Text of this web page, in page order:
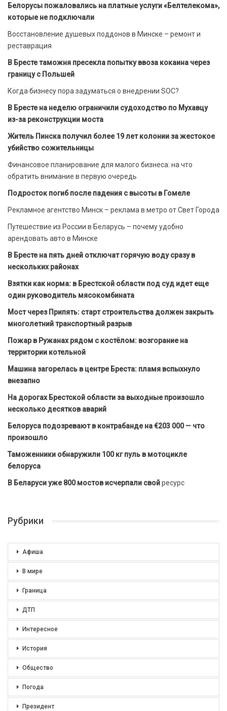
Белорусы пожаловались на платные услуги «Белтелекома»,
которые не подключали
Восстановление душевых поддонов в Минске – ремонт и
реставрация
В Бресте таможня пресекла попытку ввоза кокаина через
границу с Польшей
Когда бизнесу пора задуматься о внедрении SOC?
В Бресте на неделю ограничили судоходство по Мухавцу
из-за реконструкции моста
Житель Пинска получил более 19 лет колонии за жестокое
убийство сожительницы
Финансовое планирование для малого бизнеса: на что
обратить внимание в первую очередь
Подросток погиб после падения с высоты в Гомеле
Рекламное агентство Минск – реклама в метро от Свет Города
Путешествие из России в Беларусь – почему удобно
арендовать авто в Минске
В Бресте на пять дней отключат горячую воду сразу в
нескольких районах
Взятки как норма: в Брестской области под суд идет еще
один руководитель мясокомбината
Мост через Припять: старт строительства должен закрыть
многолетний транспортный разрыв
Пожар в Ружанах рядом с костёлом: возгорание на
территории котельной
Машина загорелась в центре Бреста: пламя вспыхнуло
внезапно
На дорогах Брестской области за выходные произошло
несколько десятков аварий
Белоруса подозревают в контрабанде на €203 000 — что
произошло
Таможенники обнаружили 100 кг пуль в мотоцикле
белоруса
В Беларуси уже 800 мостов исчерпали свойресурс
Рубрики
Афиша
В мире
Граница
ДТП
Интересное
История
Общество
Погода
Президент